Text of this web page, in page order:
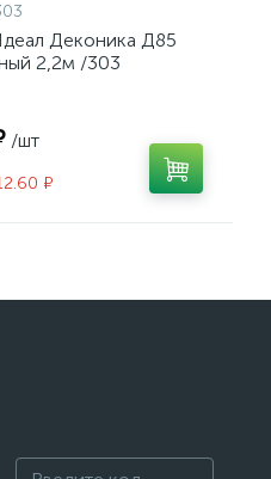
Деконика Д85
2,2м /303
/шт
₽